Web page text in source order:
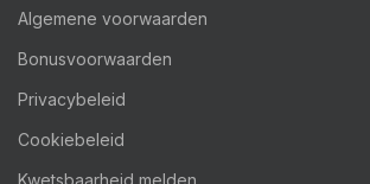
Algemene voorwaarden
Bonusvoorwaarden
Privacybeleid
Cookiebeleid